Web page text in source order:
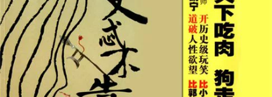
女裝 男裝 情趣用品